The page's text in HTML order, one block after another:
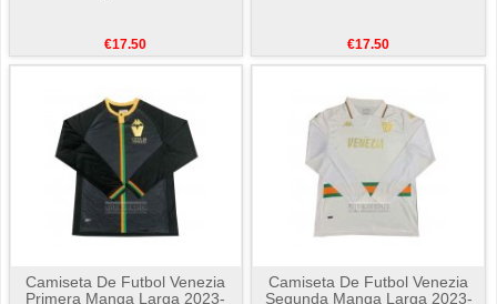
€17.50 €17.50
Camiseta De Futbol Venezia
Primera Manga Larga 2023-
Camiseta De Futbol Venezia
Segunda Manga Larga 2023-